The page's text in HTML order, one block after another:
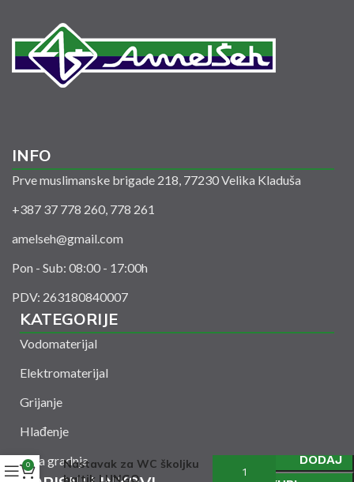
INFO
Prve muslimanske brigade 218, 77230 Velika Kladuša
+387 37 778 260, 778 261
amelseh@gmail.com
Pon - Sub: 08:00 - 17:00h
PDV: 263180840007
KATEGORIJE
Vodomaterijal
Elektromaterijal
Grijanje
Hlađenje
Suha gradnjaNastavak za WC školjku
baltik LUNGO
DODAJ
0